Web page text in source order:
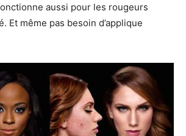
aussi pour les rougeurs
Et même pas besoin d’applique